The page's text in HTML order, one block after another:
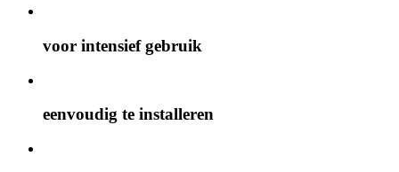
voor intensief gebruik
eenvoudig te installeren